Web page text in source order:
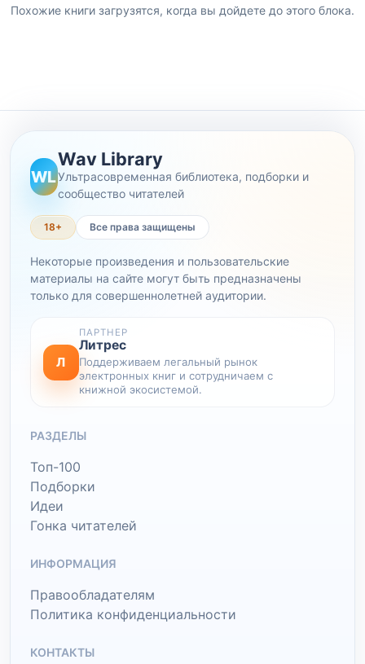
Похожие книги загрузятся, когда вы дойдете до этого блока.
WL
Wav Library
Ультрасовременная библиотека, подборки и
сообщество читателей
18+ Все права защищены
Некоторые произведения и пользовательские
материалы на сайте могут быть предназначены
только для совершеннолетней аудитории.
Л
ПАРТНЕР
Литрес
Поддерживаем легальный рынок
электронных книг и сотрудничаем с
книжной экосистемой.
РАЗДЕЛЫ
Топ-100
Подборки
Идеи
Гонка читателей
ИНФОРМАЦИЯ
Правообладателям
Политика конфиденциальности
КОНТАКТЫ